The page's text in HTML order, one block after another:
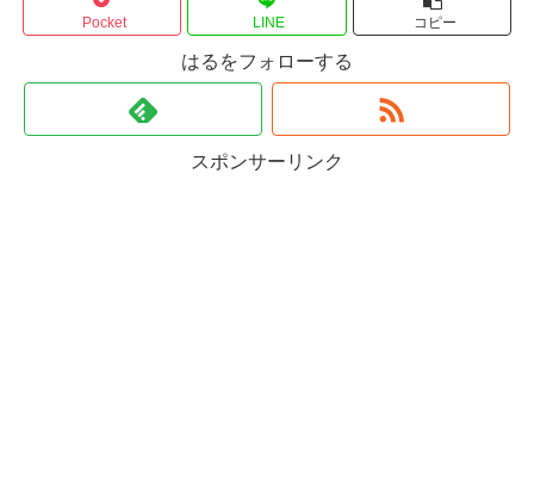
Pocket LINE コピー
はるをフォローする
スポンサーリンク